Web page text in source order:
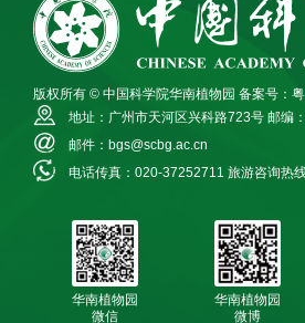
版权所有 © 中国科学院华南植物园 备案号：
地址：广州市天河区兴科路723号 邮编
邮件：bgs@scbg.ac.cn
电话传真：020-37252711 旅游咨询热
华南植物园
微信
华南植物园
微博